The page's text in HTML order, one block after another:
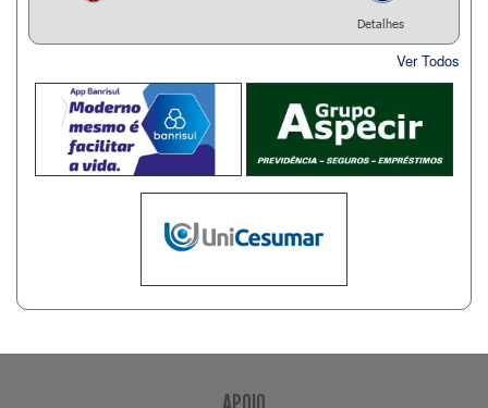
Detalhes
Ver Todos